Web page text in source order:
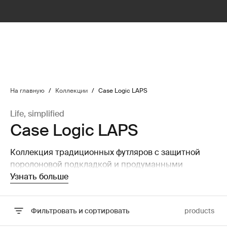
На главную / Коллекции / Case Logic LAPS
Life, simplified
Case Logic LAPS
Коллекция традиционных футляров с защитной
поролоновой подкладкой и продуманными
стильными деталями.
Узнать больше
Фильтровать и сортировать products